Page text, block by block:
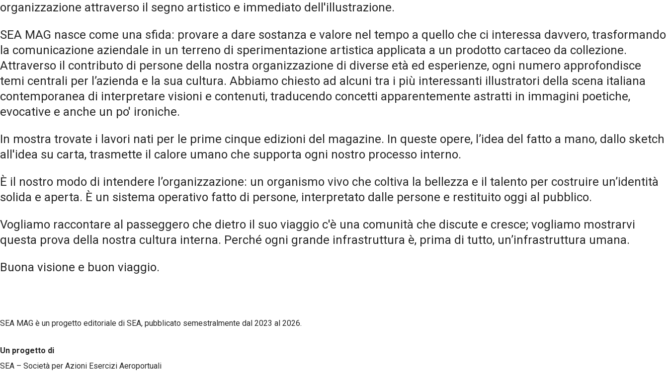
organizzazione attraverso il segno artistico e immediato dell'illustrazione.
SEA MAG nasce come una sfida: provare a dare sostanza e valore nel tempo a quello che ci interessa davvero, trasformando
la comunicazione aziendale in un terreno di sperimentazione artistica applicata a un prodotto cartaceo da collezione.
Attraverso il contributo di persone della nostra organizzazione di diverse età ed esperienze, ogni numero approfondisce
temi centrali per l’azienda e la sua cultura. Abbiamo chiesto ad alcuni tra i più interessanti illustratori della scena italiana
contemporanea di interpretare visioni e contenuti, traducendo concetti apparentemente astratti in immagini poetiche,
evocative e anche un po' ironiche.
In mostra trovate i lavori nati per le prime cinque edizioni del magazine. In queste opere, l’idea del fatto a mano, dallo sketch
all'idea su carta, trasmette il calore umano che supporta ogni nostro processo interno.
È il nostro modo di intendere l’organizzazione: un organismo vivo che coltiva la bellezza e il talento per costruire un’identità
solida e aperta. È un sistema operativo fatto di persone, interpretato dalle persone e restituito oggi al pubblico.
Vogliamo raccontare al passeggero che dietro il suo viaggio c'è una comunità che discute e cresce; vogliamo mostrarvi
questa prova della nostra cultura interna. Perché ogni grande infrastruttura è, prima di tutto, un’infrastruttura umana.
Buona visione e buon viaggio.
SEA MAG è un progetto editoriale di SEA, pubblicato semestralmente dal 2023 al 2026.
Un progetto di
SEA – Società per Azioni Esercizi Aeroportuali